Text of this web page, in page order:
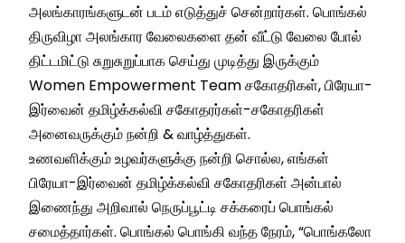
அலங்காரங்களுடன் படம் எடுத்துச் சென்றார்கள். பொங்கல்
திருவிழா அலங்கார வேலைகளை தன் வீட்டு வேலை போல்
திட்டமிட்டு சுறுசுறுப்பாக செய்து முடித்து இருக்கும்
Women Empowerment Team சகோதரிகள், பிரேயா-
இர்வைன் தமிழ்க்கல்வி சகோதரர்கள்-சகோதரிகள்
அனைவருக்கும் நன்றி & வாழ்த்துகள்.
உணவளிக்கும் உழவர்களுக்கு நன்றி சொல்ல, எங்கள்
பிரேயா-இர்வைன் தமிழ்க்கல்வி சகோதரிகள் அன்பால்
இணைந்து அறிவால் நெருப்பூட்டி சக்கரைப் பொங்கல்
சமைத்தார்கள். பொங்கல் பொங்கி வந்த நேரம், “பொங்கலோ